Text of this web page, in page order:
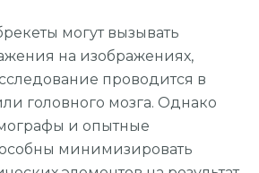
могут вызывать
на изображениях,
проводится в
головного мозга. Однако
и опытные
минимизировать